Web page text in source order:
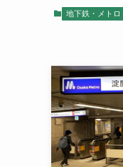
地下鉄・メトロ